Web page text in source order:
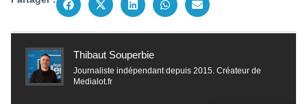
Thibaut Souperbie
Journaliste indépendant depuis 2015. Créateur de
Medialot.fr